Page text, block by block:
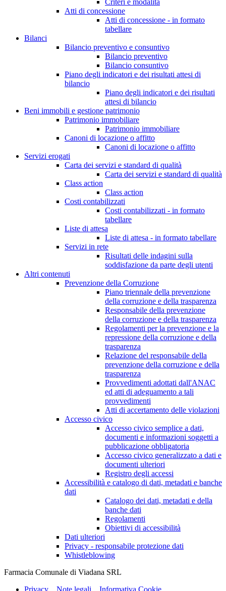
Criteri e modalità
Atti di concessione
Atti di concessione - in formato
tabellare
Bilanci
Bilancio preventivo e consuntivo
Bilancio preventivo
Bilancio consuntivo
Piano degli indicatori e dei risultati attesi di
bilancio
Piano degli indicatori e dei risultati
attesi di bilancio
Beni immobili e gestione patrimonio
Patrimonio immobiliare
Patrimonio immobiliare
Canoni di locazione o affitto
Canoni di locazione o affitto
Servizi erogati
Carta dei servizi e standard di qualità
Carta dei servizi e standard di qualità
Class action
Class action
Costi contabilizzati
Costi contabilizzati - in formato
tabellare
Liste di attesa
Liste di attesa - in formato tabellare
Servizi in rete
Risultati delle indagini sulla
soddisfazione da parte degli utenti
Altri contenuti
Prevenzione della Corruzione
Piano triennale della prevenzione
della corruzione e della trasparenza
Responsabile della prevenzione
della corruzione e della trasparenza
Regolamenti per la prevenzione e la
repressione della corruzione e della
trasparenza
Relazione del responsabile della
prevenzione della corruzione e della
trasparenza
Provvedimenti adottati dall'ANAC
ed atti di adeguamento a tali
provvedimenti
Atti di accertamento delle violazioni
Accesso civico
Accesso civico semplice a dati,
documenti e informazioni soggetti a
pubblicazione obbligatoria
Accesso civico generalizzato a dati e
documenti ulteriori
Registro degli accessi
Accessibilità e catalogo di dati, metadati e banche
dati
Catalogo dei dati, metadati e della
banche dati
Regolamenti
Obiettivi di accessibilità
Dati ulteriori
Privacy - responsabile protezione dati
Whistleblowing
Farmacia Comunale di Viadana SRL